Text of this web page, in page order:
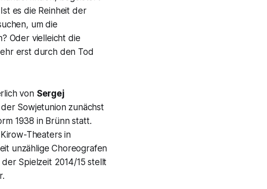
es die Reinheit der
um die
Oder vielleicht die
erst durch den Tod
von Sergej
Sowjetunion zunächst
1938 in Brünn statt.
Theaters in
unzählige Choreografen
Spielzeit 2014/15 stellt